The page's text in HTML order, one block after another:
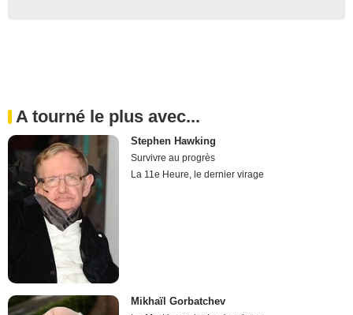
A tourné le plus avec...
Stephen Hawking
Survivre au progrès
La 11e Heure, le dernier virage
Mikhaïl Gorbatchev